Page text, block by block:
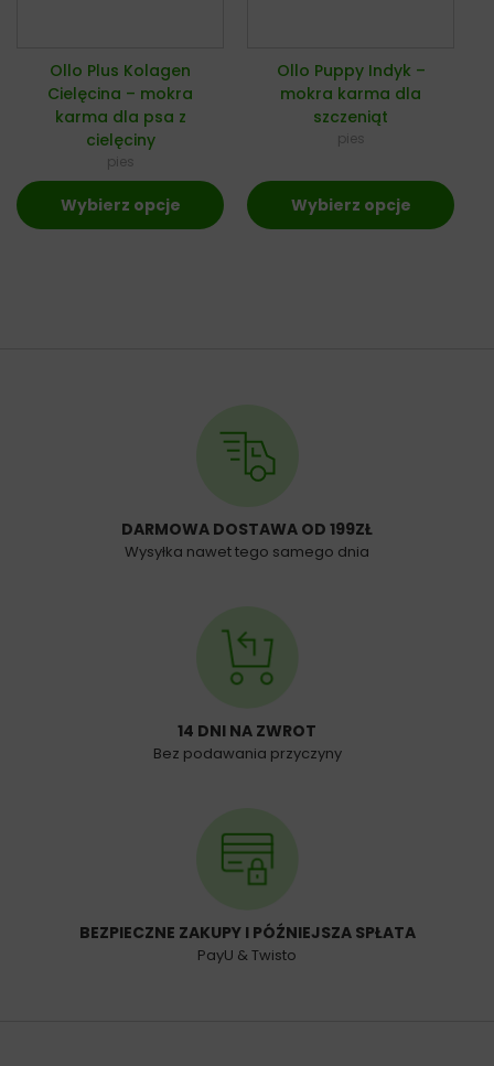
Ollo Plus Kolagen
Cielęcina – mokra
karma dla psa z
cielęciny
pies
Wybierz opcje
Ollo Puppy Indyk –
mokra karma dla
szczeniąt
pies
Wybierz opcje
DARMOWA DOSTAWA OD 199ZŁ
Wysyłka nawet tego samego dnia
14 DNI NA ZWROT
Bez podawania przyczyny
BEZPIECZNE ZAKUPY I PÓŹNIEJSZA SPŁATA
PayU & Twisto